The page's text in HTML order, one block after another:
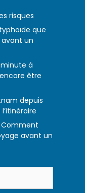
risques
que
avant un
à
être
depuis
Comment
avant un